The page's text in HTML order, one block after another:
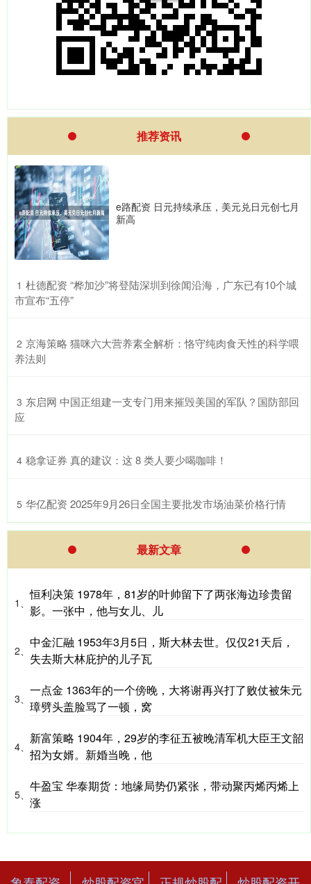
推荐资讯
e路配资 日元持续承压，美元兑日元创七月
新高
1 ​杜德配资 “桦加沙”将登陆深圳到徐闻沿海，广东已有10个城
市宣布“五停”
2 ​京海策略 猫咪六大营养素全解析：恪守纯肉食天性的科学喂
养法则
3 ​东启网 中国正组建一支专门用来摧毁美国的军队？国防部回
应
4 ​稳拿证券 真的建议：这 8 类人要少喝咖啡！
5 ​华亿配资 2025年9月26日全国主要批发市场油菜价格行情
最新文章
1、
恒利决策 1978年，81岁的叶帅留下了两张海边珍贵留
影。一张中，他与女儿、儿
2、
中金汇融 1953年3月5日，斯大林去世。仅仅21天后，
失去斯大林庇护的儿子瓦
3、
一点金 1363年的一个傍晚，大将谢再兴打了败仗被朱元
璋劈头盖脸骂了一顿，窝
4、
新富策略 1904年，29岁的李征五被晚清军机大臣王文韶
招为女婿。新婚当晚，他
5、
牛盈宝 华泰期货：地缘局势仍紧张，带动聚丙烯丙烯上
涨